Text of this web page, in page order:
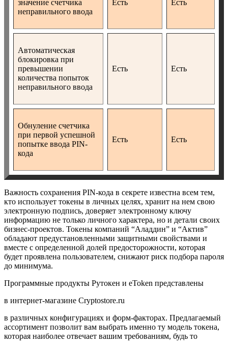
значение счетчика
неправильного ввода
Есть Есть
Автоматическая
блокировка при
превышении
количества попыток
неправильного ввода
Есть Есть
Обнуление счетчика
при первой успешной
попытке ввода PIN-
кода
Есть Есть
Важность сохранения PIN-кода в секрете известна всем тем,
кто использует токены в личных целях, хранит на нем свою
электронную подпись, доверяет электронному ключу
информацию не только личного характера, но и детали своих
бизнес-проектов. Токены компаний “Аладдин” и “Актив”
обладают предустановленными защитными свойствами и
вместе с определенной долей предосторожности, которая
будет проявлена пользователем, снижают риск подбора пароля
до минимума.
Программные продукты Рутокен и eToken представлены
в интернет-магазине Cryptostore.ru
в различных конфигурациях и форм-факторах. Предлагаемый
ассортимент позволит вам выбрать именно ту модель токена,
которая наиболее отвечает вашим требованиям, будь то